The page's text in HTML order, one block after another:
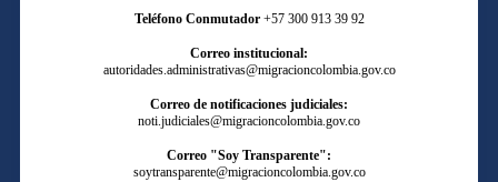
Teléfono Conmutador +57 300 913 39 92
Correo institucional:
autoridades.administrativas@migracioncolombia.gov.co
Correo de notificaciones judiciales:
noti.judiciales@migracioncolombia.gov.co
Correo "Soy Transparente":
soytransparente@migracioncolombia.gov.co